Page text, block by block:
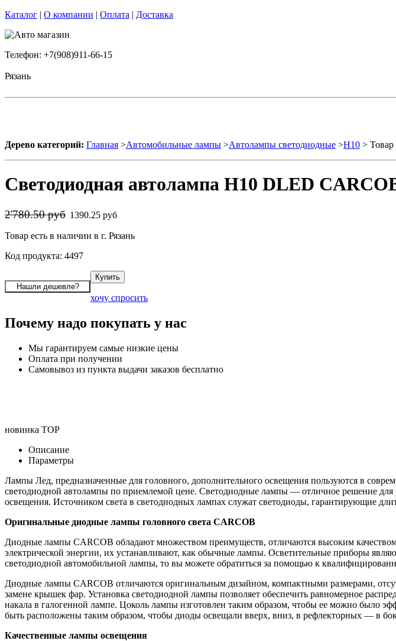
Каталог | О компании | Оплата | Доставка
Телефон: +7(908)911-66-15
Рязань
Дерево категорий: Главная >Автомобильные лампы >Автолампы светодиодные >H10 > Товар
Светодиодная автолампа H10 DLED
2'780.50 руб 1390.25 руб
Товар есть в наличии в г. Рязань
Код продукта: 4497
хочу спросить
Почему надо покупать у нас
Мы гарантируем самые низкие цены
Оплата при получении
Самовывоз из пункта выдачи заказов бесплатно
новинка TOP
Описание
Параметры
Лампы Лед, предназначенные для головного, дополнительного освещения пользуются в
светодиодной автолампы по приемлемой цене. Светодиодные лампы — отличное решение для
освещения. Источником света в светодиодных лампах служат светодиоды, гарантирующие
Оригинальные диодные лампы головного света CARCOB
Диодные лампы CARCOB обладают множеством преимуществ, отличаются высоким
электрической энергии, их устанавливают, как обычные лампы. Осветительные приборы
светодиодной автомобильной лампы, то вы можете обратиться за помощью к
Диодные лампы CARCOB отличаются оригинальным дизайном, компактными размерами,
замене крышек фар. Установка светодиодной лампы позволяет обеспечить равномерное
накала в галогенной лампе. Цоколь лампы изготовлен таким образом, чтобы ее можно было
быть расположены таким образом, чтобы диоды освещали вверх, вниз, в рефлекторных — в
Качественные лампы освещения